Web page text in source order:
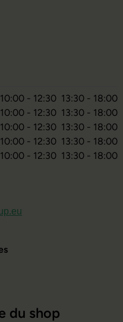
10:00 - 12:30 13:30 - 18:00
10:00 - 12:30 13:30 - 18:00
10:00 - 12:30 13:30 - 18:00
10:00 - 12:30 13:30 - 18:00
10:00 - 12:30 13:30 - 18:00
du shop